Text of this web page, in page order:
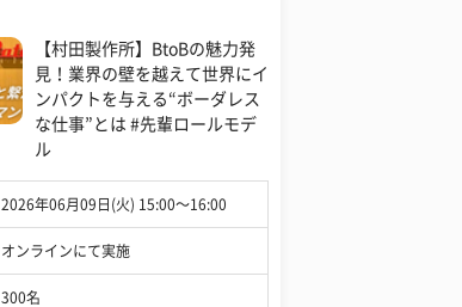
【村田製作所】BtoBの魅力発
見！業界の壁を越えて世界にイ
ンパクトを与える“ボーダレス
な仕事”とは #先輩ロールモデ
ル
2026年06月09日(火) 15:00〜16:00
オンラインにて実施
300名